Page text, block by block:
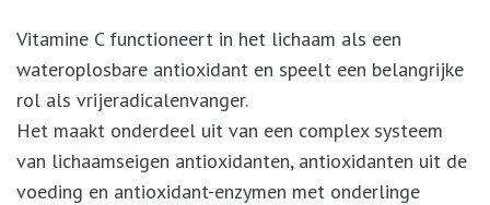
Vitamine C functioneert in het lichaam als een
wateroplosbare antioxidant en speelt een belangrijke
rol als vrijeradicalenvanger.
Het maakt onderdeel uit van een complex systeem
van lichaamseigen antioxidanten, antioxidanten uit de
voeding en antioxidant-enzymen met onderlinge